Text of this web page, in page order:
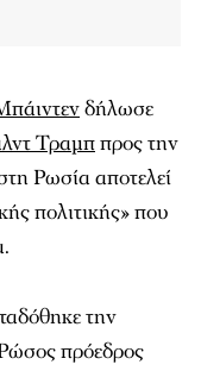
δήλωσε
Τραμππρος την
Ρωσία αποτελεί
πολιτικής» που
την
πρόεδρος